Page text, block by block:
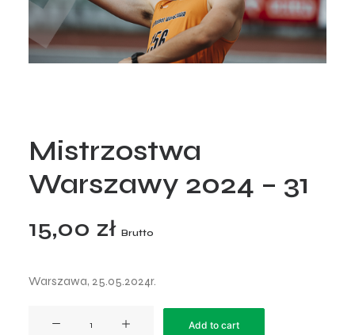
Mistrzostwa
Warszawy 2024 – 31
15,00 zł Brutto
Warszawa, 25.05.2024r.
Add to cart